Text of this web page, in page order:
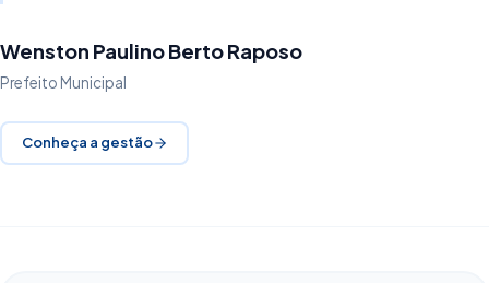
Wenston Paulino Berto Raposo
Prefeito Municipal
Conheça a gestão